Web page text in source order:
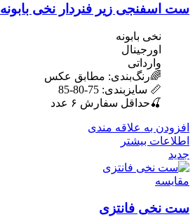
ست اسفنجی زیر فنردار نخی بابونه
نخی بابونه
اورجینال
وارداتی
🌈رنگ‌بندی: مطابق عکس
📏 سایزبندی: 75-80-85
🍒حداقل سفارش ۶ عدد
افزودن به علاقه مندی
اطلاعات بیشتر
جدید
مقایسه
ست نخی فانتزی